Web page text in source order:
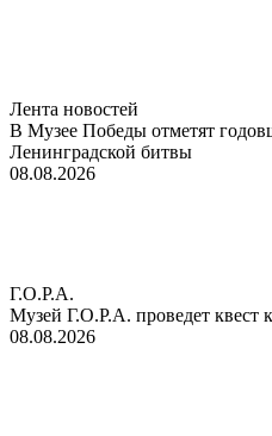
Лента новостей
В Музее Победы отметят
Ленинградской битвы
08.08.2026
Г.О.Р.А.
Музей Г.О.Р.А. проведет квест
08.08.2026